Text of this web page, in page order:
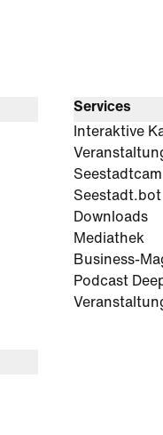
Services
Interaktive
Seestadtcam
Seestadt.bot
Downloads
Mediathek
Business-
Podcast